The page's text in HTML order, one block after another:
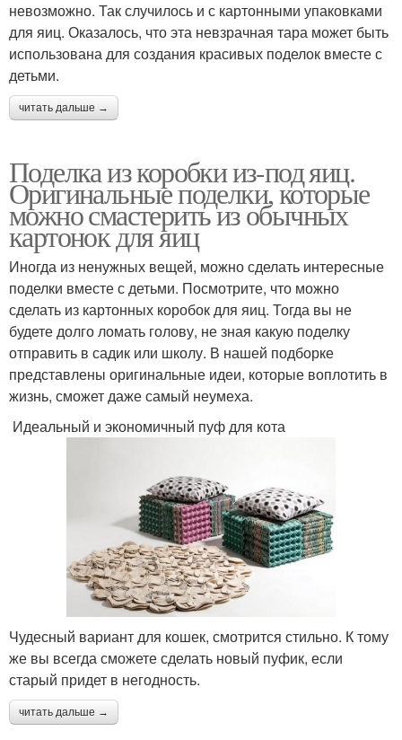
невозможно. Так случилось и с картонными упаковками
для яиц. Оказалось, что эта невзрачная тара может быть
использована для создания красивых поделок вместе с
детьми.
читать дальше →
Поделка из коробки из-под яиц.
Оригинальные поделки, которые
можно смастерить из обычных
картонок для яиц
Иногда из ненужных вещей, можно сделать интересные
поделки вместе с детьми. Посмотрите, что можно
сделать из картонных коробок для яиц. Тогда вы не
будете долго ломать голову, не зная какую поделку
отправить в садик или школу. В нашей подборке
представлены оригинальные идеи, которые воплотить в
жизнь, сможет даже самый неумеха.
Идеальный и экономичный пуф для кота
Чудесный вариант для кошек, смотрится стильно. К тому
же вы всегда сможете сделать новый пуфик, если
старый придет в негодность.
читать дальше →